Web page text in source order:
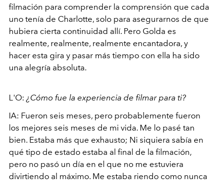
filmación para comprender la comprensión que cada
uno tenía de Charlotte, solo para asegurarnos de que
hubiera cierta continuidad allí. Pero Golda es
realmente, realmente, realmente encantadora, y
hacer esta gira y pasar más tiempo con ella ha sido
una alegría absoluta.
L'O: ¿Cómo fue la experiencia de filmar para ti?
IA: Fueron seis meses, pero probablemente fueron
los mejores seis meses de mi vida. Me lo pasé tan
bien. Estaba más que exhausto; Ni siquiera sabía en
qué tipo de estado estaba al final de la filmación,
pero no pasó un día en el que no me estuviera
divirtiendo al máximo. Me estaba riendo como nunca